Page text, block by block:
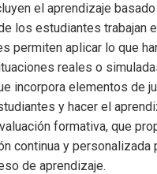
el aprendizaje
los estudiantes trabajan
permiten aplicar lo que
reales o
incorpora elementos de
y hacer el
formativa, que
continua y personalizada
de aprendizaje.